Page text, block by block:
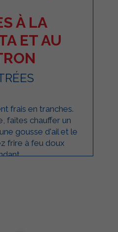
À LA
ET AU
frais en tranches.
faites chauffer un
gousse d'ail et le
frire à feu doux
...